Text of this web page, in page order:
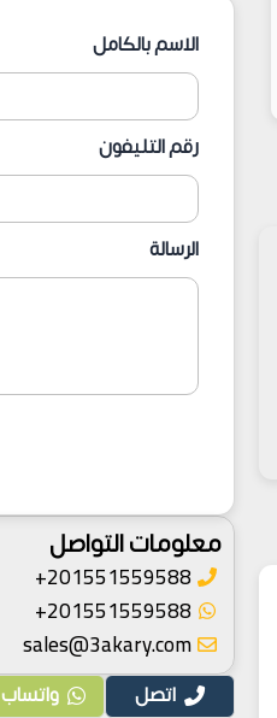
الاسم بالكامل
رقم التليفون
الرسالة
معلومات التواصل
201551559588+
201551559588+
sales@3akary.com
اتصل واتساب